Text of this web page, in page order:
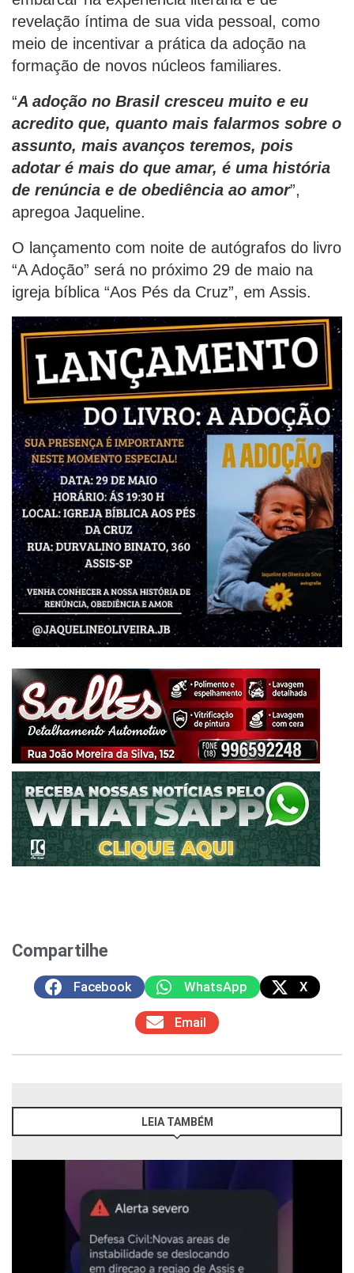
revelação íntima de sua vida pessoal, como
meio de incentivar a prática da adoção na
formação de novos núcleos familiares.
“A adoção no Brasil cresceu muito e eu
acredito que, quanto mais falarmos sobre o
assunto, mais avanços teremos, pois
adotar é mais do que amar, é uma história
de renúncia e de obediência ao amor”,
apregoa Jaqueline.
O lançamento com noite de autógrafos do livro
“A Adoção” será no próximo 29 de maio na
igreja bíblica “Aos Pés da Cruz”, em Assis.
Compartilhe
Facebook WhatsApp X
Email
LEIA TAMBÉM